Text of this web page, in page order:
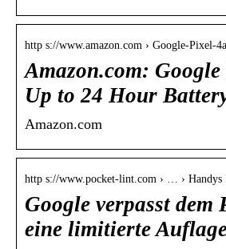
http s://www.amazon.com › Google-Pixel-
Amazon.com:
Up to 24 Hour
Amazon.com
http s://www.pocket-lint.com › … › Handys
Google verpasst dem
eine limitierte